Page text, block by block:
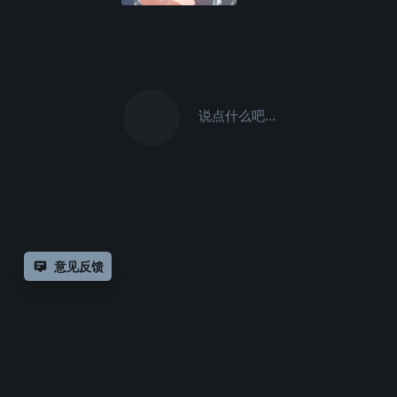
意见反馈
说点什么吧...